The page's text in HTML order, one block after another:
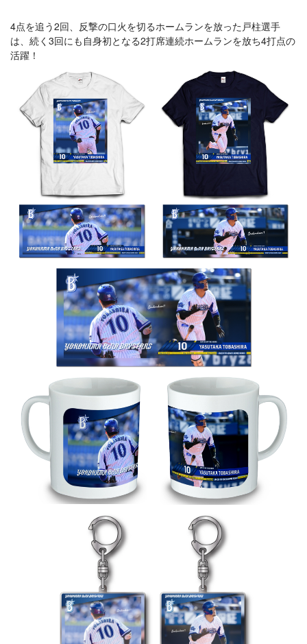
4点を追う2回、反撃の口火を切るホームランを放った戸柱選手
は、続く3回にも自身初となる2打席連続ホームランを放ち4打点の
活躍！